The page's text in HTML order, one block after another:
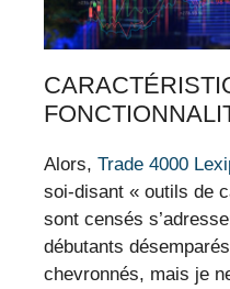
Alors, Trade 4000
soi-disant « outils de
sont censés
débutants
chevronnés, mais je